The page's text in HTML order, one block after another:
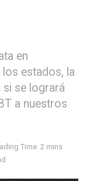
en
estados, la
si se logrará
a nuestros
Time: 2 mins